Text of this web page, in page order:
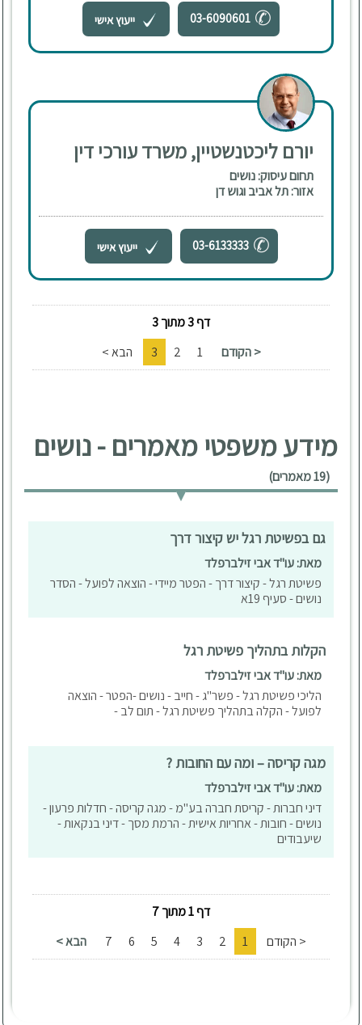
03-6090601 ייעוץ אישי
יורם ליכטנשטיין, משרד עורכי דין
תחום עיסוק: נושים
אזור: תל אביב וגוש דן
03-6133333 ייעוץ אישי
דף 3 מתוך 3
< הקודם
1
2
3 הבא >
מידע משפטי מאמרים - נושים
(19 מאמרים)
גם בפשיטת רגל יש קיצור דרך
מאת: עו"ד אבי זילברפלד
פשיטת רגל - קיצור דרך - הפטר מיידי - הוצאה לפועל - הסדר
נושים - סעיף 19א
הקלות בתהליך פשיטת רגל
מאת: עו"ד אבי זילברפלד
הליכי פשיטת רגל - פשר"ג - חייב - נושים -הפטר - הוצאה
לפועל - הקלה בתהליך פשיטת רגל - תום לב -
מגה קריסה – ומה עם החובות ?
מאת: עו"ד אבי זילברפלד
דיני חברות - קריסת חברה בע"מ - מגה קריסה - חדלות פרעון -
נושים - חובות - אחריות אישית - הרמת מסך - דיני בנקאות -
שיעבודים
דף 1 מתוך 7
< הקודם
1
2
3
4
5
6
7 הבא >